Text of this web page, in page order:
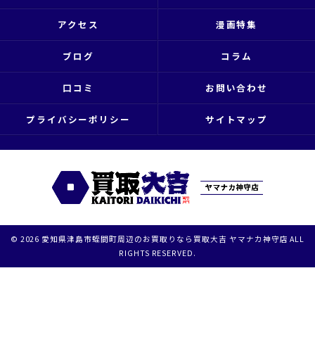
アクセス 漫画特集
ブログ コラム
口コミ お問い合わせ
プライバシーポリシー サイトマップ
© 2026 愛知県津島市蛭間町周辺のお買取りなら買取大吉 ヤマナカ神守店 ALL
RIGHTS RESERVED.